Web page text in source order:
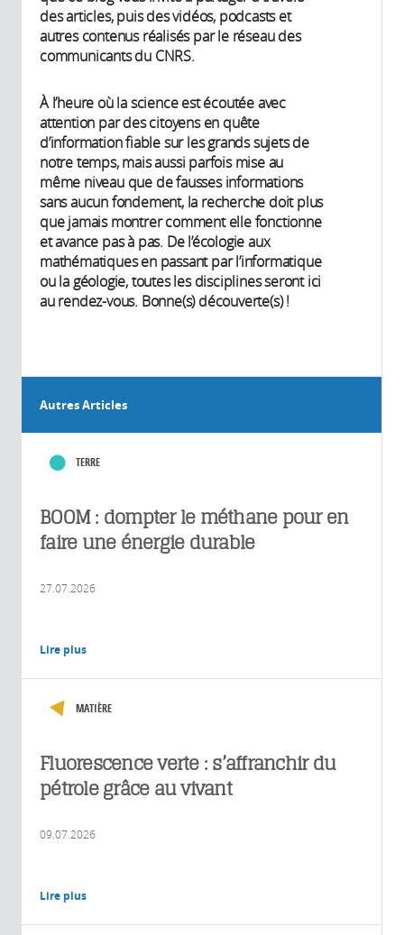
des articles, puis des vidéos, podcasts et
autres contenus réalisés par le réseau des
communicants du CNRS.
À l’heure où la science est écoutée avec
attention par des citoyens en quête
d’information fiable sur les grands sujets de
notre temps, mais aussi parfois mise au
même niveau que de fausses informations
sans aucun fondement, la recherche doit plus
que jamais montrer comment elle fonctionne
et avance pas à pas. De l’écologie aux
mathématiques en passant par l’informatique
ou la géologie, toutes les disciplines seront ici
au rendez-vous. Bonne(s) découverte(s) !
Autres Articles
TERRE
BOOM : dompter le méthane pour en
faire une énergie durable
27.07.2026
Lire plus
MATIÈRE
Fluorescence verte : s’affranchir du
pétrole grâce au vivant
09.07.2026
Lire plus